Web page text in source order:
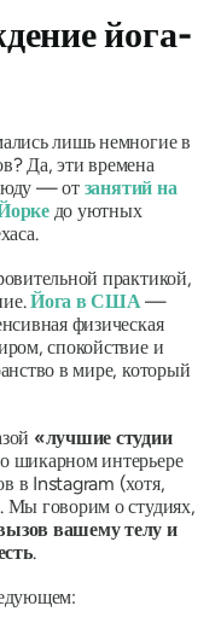
йога-
лишь немногие в
Да, эти времена
— от занятий на
до уютных
практикой,
Йога в США—
физическая
спокойствие и
в мире, который
«лучшие студии
шикарном интерьере
в Instagram (хотя,
Мы говорим о студиях,
вашему телу и
.